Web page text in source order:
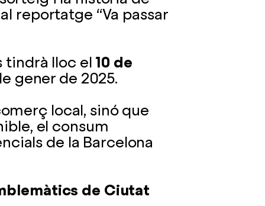
reportatge “Va passar
tindrà lloc el10 de
gener de 2025.
local, sinó que
el consum
de la Barcelona
de Ciutat